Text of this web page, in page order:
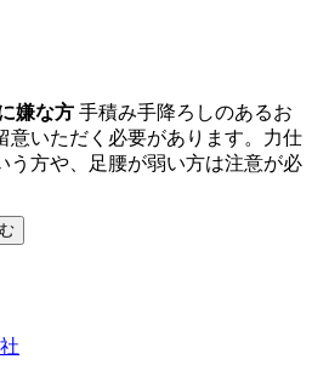
嫌な方 手積み手降ろしのあるお
意いただく必要があります。力仕
う方や、足腰が弱い方は注意が必